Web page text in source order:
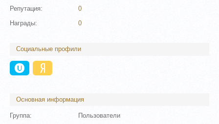
Репутация: 0
Награды: 0
Социальные профили
Основная информация
Группа: Пользователи